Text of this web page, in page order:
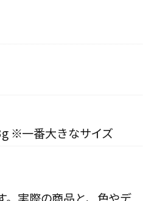
一番大きなサイズ